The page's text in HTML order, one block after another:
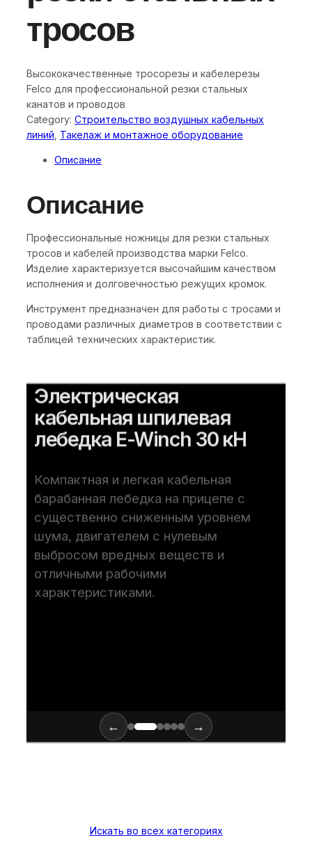
тросов
Высококачественные тросорезы и кабелерезы
Felco для профессиональной резки стальных
канатов и проводов
Category: Строительство воздушных кабельных
линий Такелаж и монтажное оборудование
Описание
Описание
Профессиональные ножницы для резки стальных
тросов и кабелей производства марки Felco.
Изделие характеризуется высочайшим качеством
исполнения и долговечностью режущих кромок.
Инструмент предназначен для работы с тросами и
проводами различных диаметров в соответствии с
таблицей технических характеристик.
Электрическая
кабельная шпилевая
лебедка E-Winch 30 кН
существенно сниженным уровнем
шума, двигателем с нулевым
выбросом вредных веществ и
отличными рабочими
характеристиками.
← →
Искать во всех категориях